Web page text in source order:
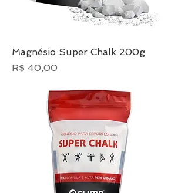
Magnésio Super Chalk 200g
Preço
R$ 40,00